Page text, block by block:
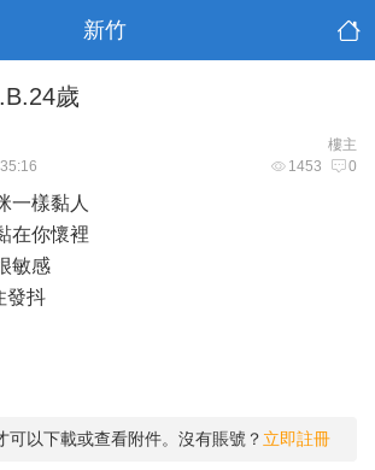
新竹
歲
樓主
1453 0
一樣黏人
在你懷裡
敏感
發抖
可以下載或查看附件。沒有賬號？ 立即註冊